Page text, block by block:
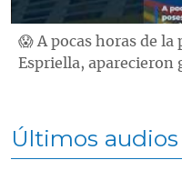
😱 A pocas horas de la
Espriella,
Últimos audios